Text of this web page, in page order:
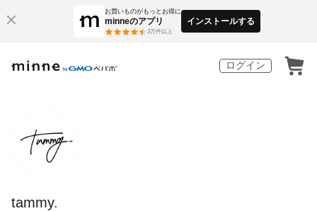
お買いものがもっとお得に
minneのアプリ
3万件以上
インストールする
ログイン
tammy.